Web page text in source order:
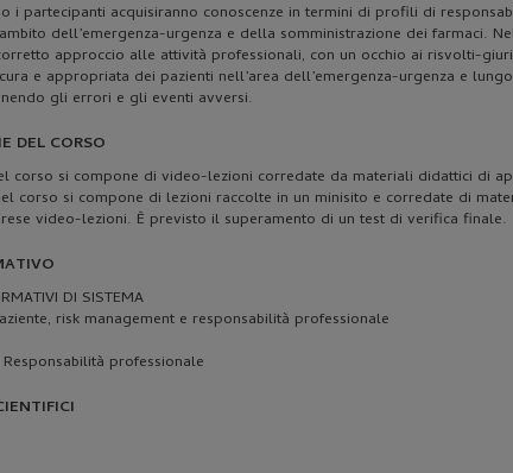
i partecipanti acquisiranno conoscenze in termini di profili di
dell’emergenza-urgenza e della somministrazione dei farmaci.
approccio alle attività professionali, con un occhio ai risvolti-
e appropriata dei pazienti nell’area dell’emergenza-urgenza e
gli errori e gli eventi avversi.
DEL CORSO
corso si compone di video-lezioni corredate da materiali didattici di
corso si compone di lezioni raccolte in un minisito e corredate di
video-lezioni. È previsto il superamento di un test di verifica finale.
DI SISTEMA
risk management e responsabilità professionale
professionale